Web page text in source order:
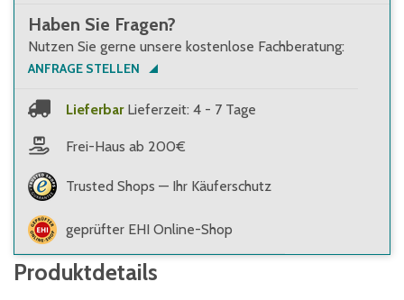
Haben Sie Fragen?
Nutzen Sie gerne unsere kostenlose Fachberatung:
ANFRAGE STELLEN
Lieferbar Lieferzeit: 4 - 7 Tage
Frei-Haus ab 200€
Trusted Shops — Ihr Käuferschutz
geprüfter EHI Online-Shop
Produktdetails